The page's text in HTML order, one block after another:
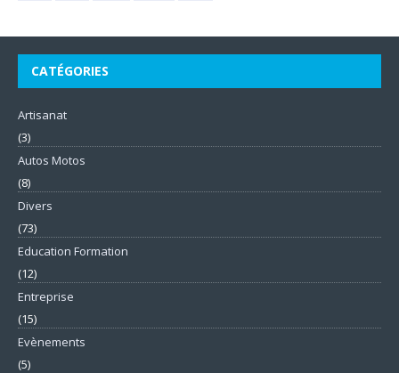
CATÉGORIES
Artisanat
(3)
Autos Motos
(8)
Divers
(73)
Education Formation
(12)
Entreprise
(15)
Evènements
(5)